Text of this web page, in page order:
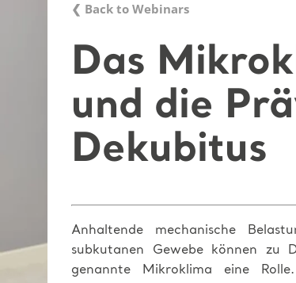
❮ Back to Webinars
Das
und die
Dekubitus
Anhaltende mechanische
subkutanen Gewebe können zu
genannte Mikroklima eine